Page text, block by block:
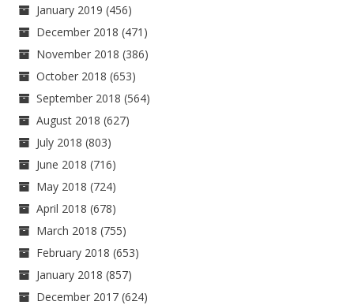
January 2019 (456)
December 2018 (471)
November 2018 (386)
October 2018 (653)
September 2018 (564)
August 2018 (627)
July 2018 (803)
June 2018 (716)
May 2018 (724)
April 2018 (678)
March 2018 (755)
February 2018 (653)
January 2018 (857)
December 2017 (624)